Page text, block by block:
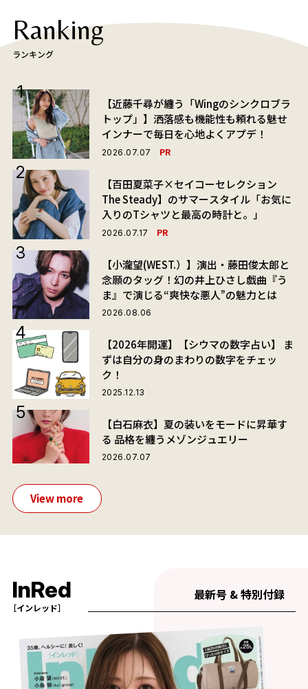
Ranking
ランキング
【近藤千尋が纏う「Wingのシンクロブラ
トップ」】洒落感も機能性も頼れる魅せ
インナーで毎日を心地よくアプデ！
2026.07.07 PR
【百田夏菜子×セイコーセレクション
The Steady】のサマースタイル「お気に
入りのTシャツと最高の時計と。」
2026.07.17 PR
【小瀧望(WEST.）】演出・藤田俊太郎と
念願のタッグ！幻の井上ひさし戯曲『う
ま』で演じる“爽快な悪人”の魅力とは
2026.08.06
【2026年開運】【シウマの数字占い】 ま
ずは自分の身のまわりの数字をチェッ
ク！
2025.12.13
【白石麻衣】夏の装いをモードに昇華す
る 品格を纏うメゾンジュエリー
2026.07.07
View more
InRed
［インレッド］
最新号 & 特別付録